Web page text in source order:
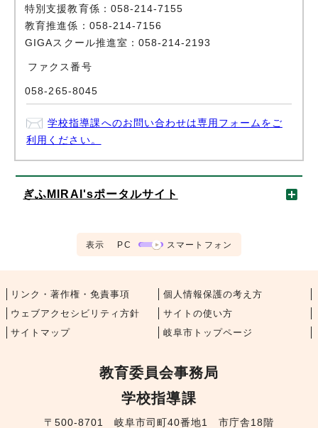
特別支援教育係：058-214-7155
教育推進係：058-214-7156
GIGAスクール推進室：058-214-2193
ファクス番号
058-265-8045
学校指導課へのお問い合わせは専用フォームをご
利用ください。
ぎふMIRAI'sポータルサイト
表示 PC スマートフォン
リンク・著作権・免責事項
個人情報保護の考え方
ウェブアクセシビリティ方針
サイトの使い方
サイトマップ
岐阜市トップページ
教育委員会事務局
学校指導課
〒500-8701 岐阜市司町40番地1 市庁舎18階